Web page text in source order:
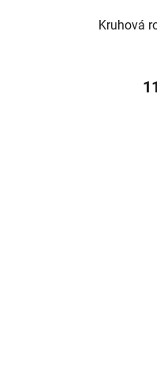
Kruhová